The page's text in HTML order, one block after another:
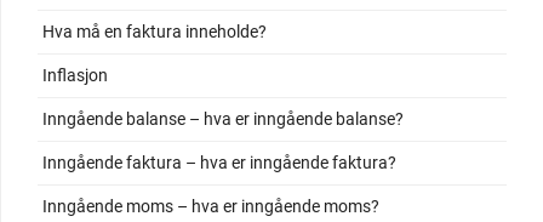
Hva må en faktura inneholde?
Inflasjon
Inngående balanse – hva er inngående balanse?
Inngående faktura – hva er inngående faktura?
Inngående moms – hva er inngående moms?